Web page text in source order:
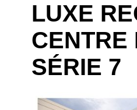
LUXE
CENTRE
SÉRIE 7